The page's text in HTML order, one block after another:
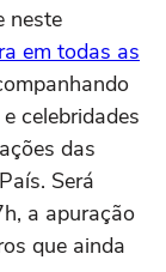
neste
em todas as
celebridades
das
Será
a apuração
que ainda